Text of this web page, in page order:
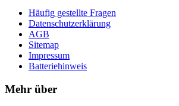
Häufig gestellte Fragen
Datenschutzerklärung
AGB
Sitemap
Impressum
Batteriehinweis
Mehr über